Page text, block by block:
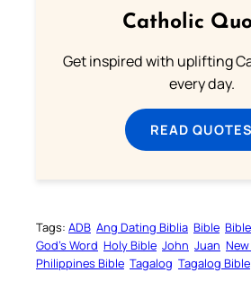
Catholic
Get inspired with uplifting
every day.
READ QUOTES
Tags: ADB Ang Dating Biblia Bible
God’s Word Holy Bible John Juan
Philippines Bible Tagalog Tagalog Bible